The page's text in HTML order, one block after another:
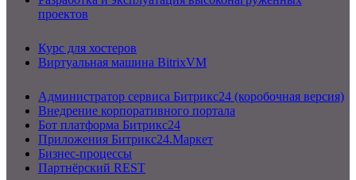
проектов
Курс для хостеров
Виртуальная машина BitrixVM
Администратор сервиса Битрикс24 (коробочная версия)
Внедрение корпоративного портала
Бот платформа Битрикс24
Приложения Битрикс24.Маркет
Бизнес-процессы
Партнёрский REST